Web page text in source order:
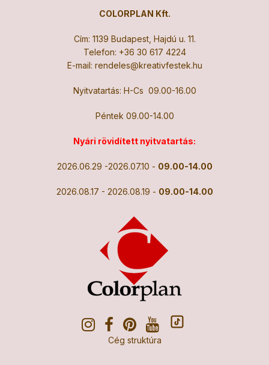
COLORPLAN Kft.
Cím: 1139 Budapest, Hajdú u. 11.
Telefon: +36 30 617 4224
E-mail: rendeles@kreativfestek.hu
Nyitvatartás: H-Cs 09.00-16.00
Péntek 09.00-14.00
Nyári rövidített nyitvatartás:
2026.06.29 -2026.07.10 - 09.00-14.00
2026.08.17 - 2026.08.19 - 09.00-14.00
Cég struktúra